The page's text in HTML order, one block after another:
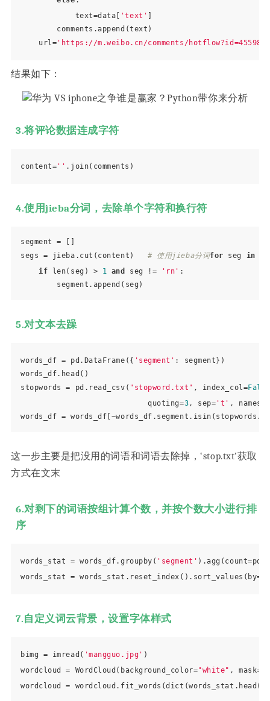
text=data[ 'text' ]
comments.append(text)
url= 'https://m.weibo.cn/comments/
结果如下：
3.将评论数据连成字符
content= ''
4.使用jieba分词，去除单个字符和换行符
segment = []
segs = jieba.cut(content) # 使用jieba分词for seg in
if len(seg) > 1 and seg != 'rn' :
5.对文本去躁
words_df = pd.DataFrame({ 'segment' : segment})
words_df.head()
stopwords = pd.read_csv( "stopword.txt" , index_col=False
quoting=3, sep= 't' , names=[
这一步主要是把没用的词语和词语去除掉，‘stop.txt’获取
方式在文末
6.对剩下的词语按组计算个数，并按个数大小进行排
序
words_stat = words_df.groupby( 'segment'
words_stat = words_stat.reset_index().sort_values(by=
7.自定义词云背景，设置字体样式
bimg = imread( 'mangguo.jpg' )
wordcloud = WordCloud(background_color="white" ,
wordcloud = wordcloud.fit_words(dict(words_stat.head(